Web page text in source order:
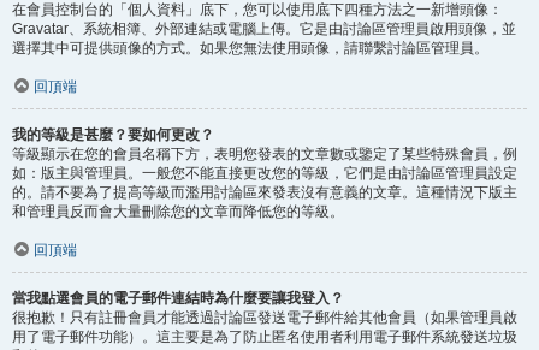
在會員控制台的「個人資料」底下，您可以使用底下四種方法之一新增頭像：
Gravatar、系統相簿、外部連結或電腦上傳。它是由討論區管理員啟用頭像，並
選擇其中可提供頭像的方式。如果您無法使用頭像，請聯繫討論區管理員。
回頂端
我的等級是甚麼？要如何更改？
等級顯示在您的會員名稱下方，表明您發表的文章數或鑒定了某些特殊會員，例
如：版主與管理員。一般您不能直接更改您的等級，它們是由討論區管理員設定
的。請不要為了提高等級而濫用討論區來發表沒有意義的文章。這種情況下版主
和管理員反而會大量刪除您的文章而降低您的等級。
回頂端
當我點選會員的電子郵件連結時為什麼要讓我登入？
很抱歉！只有註冊會員才能透過討論區發送電子郵件給其他會員（如果管理員啟
用了電子郵件功能）。這主要是為了防止匿名使用者利用電子郵件系統發送垃圾